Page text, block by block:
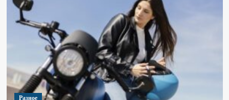
Разное